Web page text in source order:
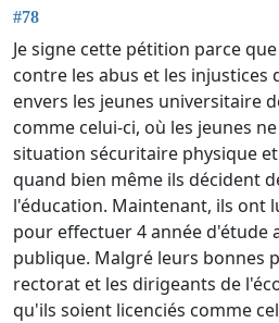
#78
Je signe cette pétition parce
contre les abus et les injustices
envers les jeunes universitaire
comme celui-ci, où les jeunes
situation sécuritaire physique
quand bien même ils décident
l'éducation. Maintenant, ils ont
pour effectuer 4 année d'étude
publique. Malgré leurs bonnes
rectorat et les dirigeants de
qu'ils soient licenciés comme